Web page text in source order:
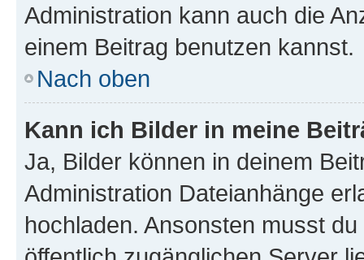
Administration kann auch die
einem Beitrag benutzen kannst.
Nach oben
Kann ich Bilder in meine
Ja, Bilder können in deinem
Administration Dateianhänge
hochladen. Ansonsten musst